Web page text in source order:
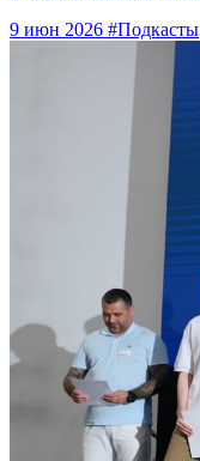
9 июн 2026 #Подкасты